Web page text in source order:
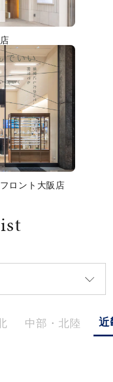
～
ロント大阪店
中部・北陸 近